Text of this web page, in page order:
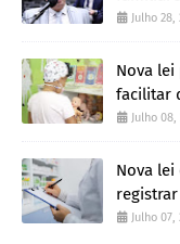
Julho 28,
Nova
facilitar
Julho 08,
Nova
Julho 07,